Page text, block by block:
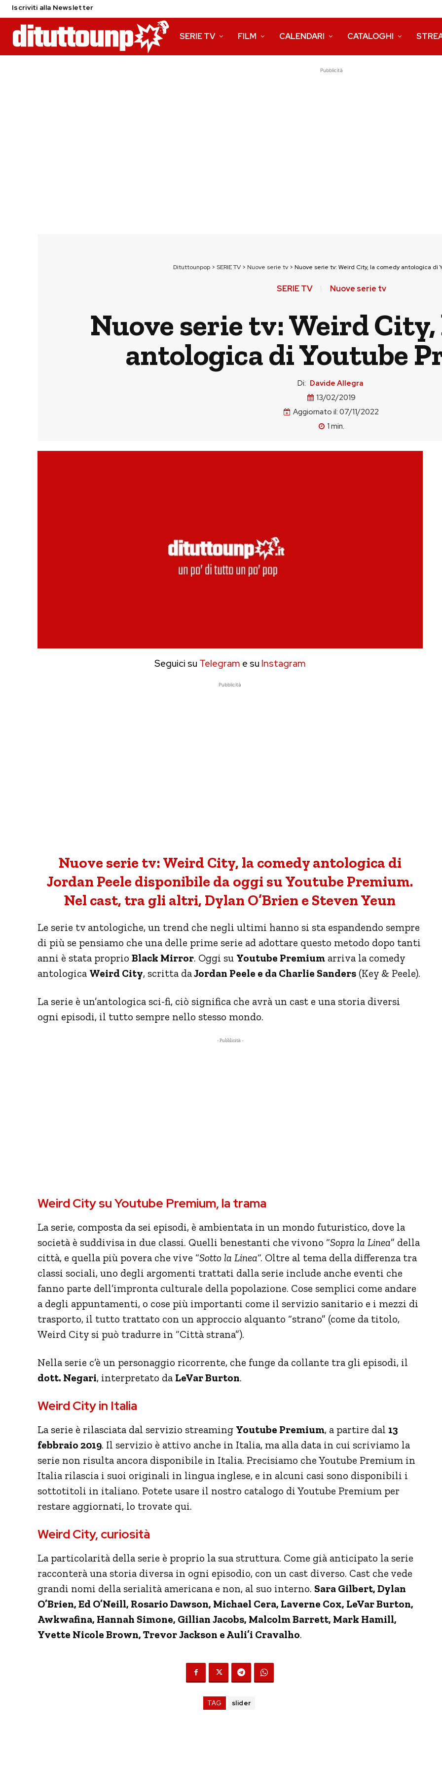
Iscriviti alla Newsletter
SERIE TV FILM CALENDARI CATALOGHI
Pubblicità
Dituttounpop > SERIE TV > Nuove serie tv > Nuove serie tv: Weird City, la comedy antologica di
SERIE TV Nuove serie tv
Nuove serie tv: Weird
antologica di Youtube
Di: Davide Allegra
13/02/2019
Aggiornato il: 07/11/2022
1 min.
Seguici su Telegram e su Instagram
Pubblicità
Nuove serie tv: Weird City, la comedy antologica di
Jordan Peele disponibile da oggi su Youtube Premium.
Nel cast, tra gli altri, Dylan O’Brien e Steven Yeun
Le serie tv antologiche, un trend che negli ultimi hanno si sta espandendo sempre
di più se pensiamo che una delle prime serie ad adottare questo metodo dopo tanti
anni è stata proprio Black Mirror. Oggi su Youtube Premium arriva la comedy
antologica Weird City, scritta daJordan Peele e da Charlie Sanders (Key & Peele).
La serie è un’antologica sci-fi, ciò significa che avrà un cast e una storia diversi
ogni episodi, il tutto sempre nello stesso mondo.
- Pubblicità -
Weird City su Youtube Premium, la trama
La serie, composta da sei episodi, è ambientata in un mondo futuristico, dove la
società è suddivisa in due classi. Quelli benestanti che vivono “Sopra la Linea” della
città, e quella più povera che vive “Sotto la Linea“. Oltre al tema della differenza tra
classi sociali, uno degli argomenti trattati dalla serie include anche eventi che
fanno parte dell’impronta culturale della popolazione. Cose semplici come andare
a degli appuntamenti, o cose più importanti come il servizio sanitario e i mezzi di
trasporto, il tutto trattato con un approccio alquanto “strano” (come da titolo,
Weird City si può tradurre in “Città strana”).
Nella serie c’è un personaggio ricorrente, che funge da collante tra gli episodi, il
dott. Negari, interpretato da LeVar Burton.
Weird City in Italia
La serie è rilasciata dal servizio streaming Youtube Premium, a partire dal 13
febbraio 2019. Il servizio è attivo anche in Italia, ma alla data in cui scriviamo la
serie non risulta ancora disponibile in Italia. Precisiamo che Youtube Premium in
Italia rilascia i suoi originali in lingua inglese, e in alcuni casi sono disponibili i
sottotitoli in italiano. Potete usare il nostro catalogo di Youtube Premium per
restare aggiornati, lo trovate qui.
Weird City, curiosità
La particolarità della serie è proprio la sua struttura. Come già anticipato la serie
racconterà una storia diversa in ogni episodio, con un cast diverso. Cast che vede
grandi nomi della serialità americana e non, al suo interno. Sara Gilbert, Dylan
O’Brien, Ed O’Neill, Rosario Dawson, Michael Cera, Laverne Cox, LeVar Burton,
Awkwafina, Hannah Simone, Gillian Jacobs, Malcolm Barrett, Mark Hamill,
Yvette Nicole Brown, Trevor Jackson e Auli’i Cravalho.
TAG slider